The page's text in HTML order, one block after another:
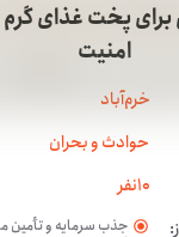
پخت غذای گرم
امنیت
خرم‌آباد
حوادث و بحران
10نفر
جذب سرمایه و تأمین